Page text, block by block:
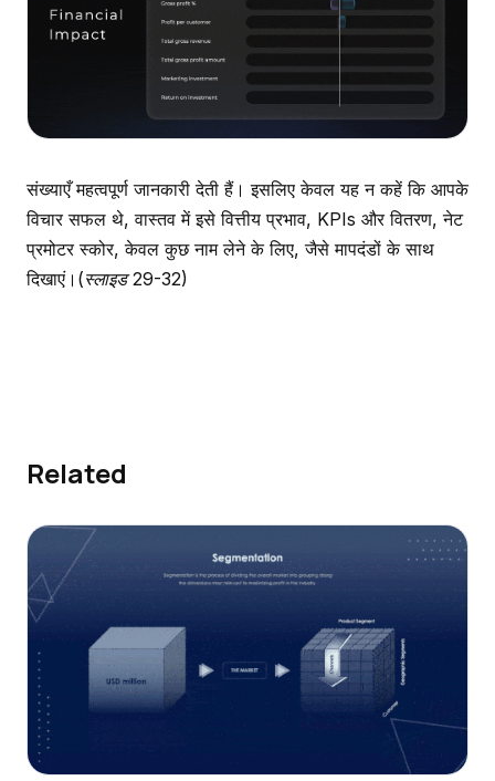
संख्याएँ महत्वपूर्ण जानकारी देती हैं। इसलिए केवल यह न कहें कि आपके
विचार सफल थे, वास्तव में इसे वित्तीय प्रभाव, KPIs और वितरण, नेट
प्रमोटर स्कोर, केवल कुछ नाम लेने के लिए, जैसे मापदंडों के साथ
दिखाएं। (स्लाइड 29-32)
Related